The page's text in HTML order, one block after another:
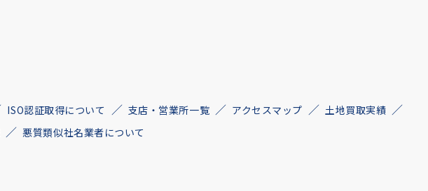
ISO認証取得について 支店・営業所一覧 アクセスマップ
土地買取実績
悪質類似社名業者について